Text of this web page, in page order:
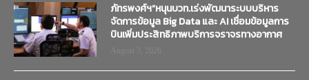
ภัทรพงศ์ฯ”หนุนบวท.เร่งพัฒนาระบบบริหาร
จัดการข้อมูล Big Data และ AI เชื่อมข้อมูลการ
บินเพิ่มประสิทธิภาพบริการจราจรทางอากาศ